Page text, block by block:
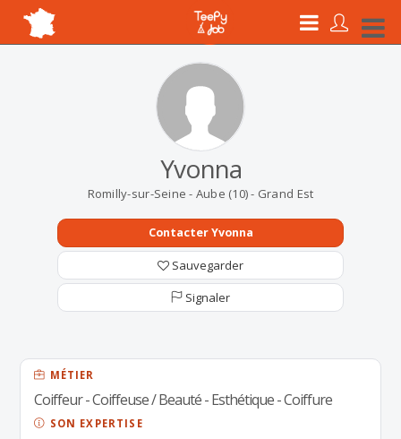
Yvonna
Romilly-sur-Seine - Aube (10) - Grand Est
Contacter Yvonna
Sauvegarder
Signaler
MÉTIER
Coiffeur - Coiffeuse / Beauté - Esthétique - Coiffure
SON EXPERTISE